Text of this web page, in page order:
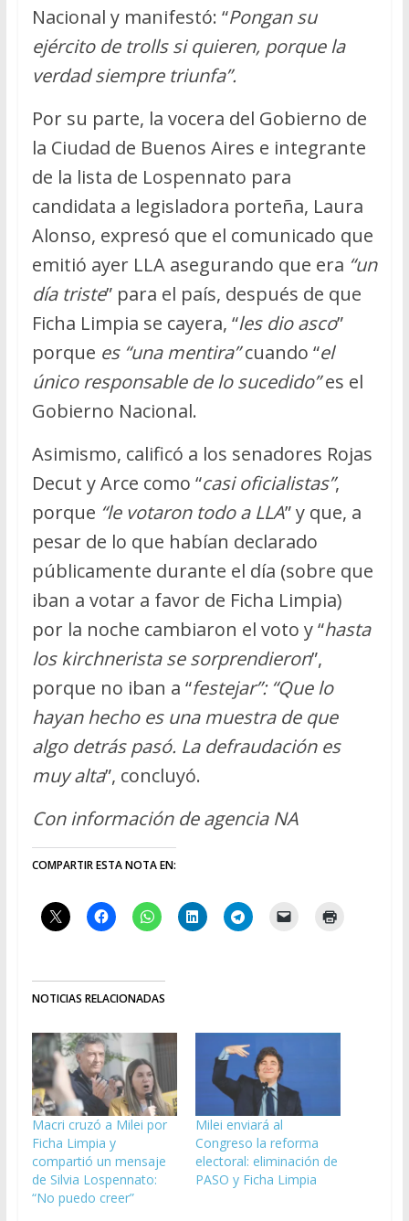
Nacional y manifestó: “Pongan su
ejército de trolls si quieren, porque la
verdad siempre triunfa”.
Por su parte, la vocera del Gobierno de
la Ciudad de Buenos Aires e integrante
de la lista de Lospennato para
candidata a legisladora porteña, Laura
Alonso, expresó que el comunicado que
emitió ayer LLA asegurando que era “un
día triste” para el país, después de que
Ficha Limpia se cayera, “les dio asco”
porque es “una mentira”cuando “el
único responsable de lo sucedido”es el
Gobierno Nacional.
Asimismo, calificó a los senadores Rojas
Decut y Arce como “casi oficialistas”,
porque “le votaron todo a LLA” y que, a
pesar de lo que habían declarado
públicamente durante el día (sobre que
iban a votar a favor de Ficha Limpia)
por la noche cambiaron el voto y “hasta
los kirchnerista se sorprendieron”,
porque no iban a “festejar”: “Que lo
hayan hecho es una muestra de que
algo detrás pasó. La defraudación es
muy alta”, concluyó.
Con información de agencia NA
COMPARTIR ESTA NOTA EN:
NOTICIAS RELACIONADAS
Macri cruzó a Milei por
Ficha Limpia y
compartió un mensaje
de Silvia Lospennato:
“No puedo creer”
Milei enviará al
Congreso la reforma
electoral: eliminación de
PASO y Ficha Limpia